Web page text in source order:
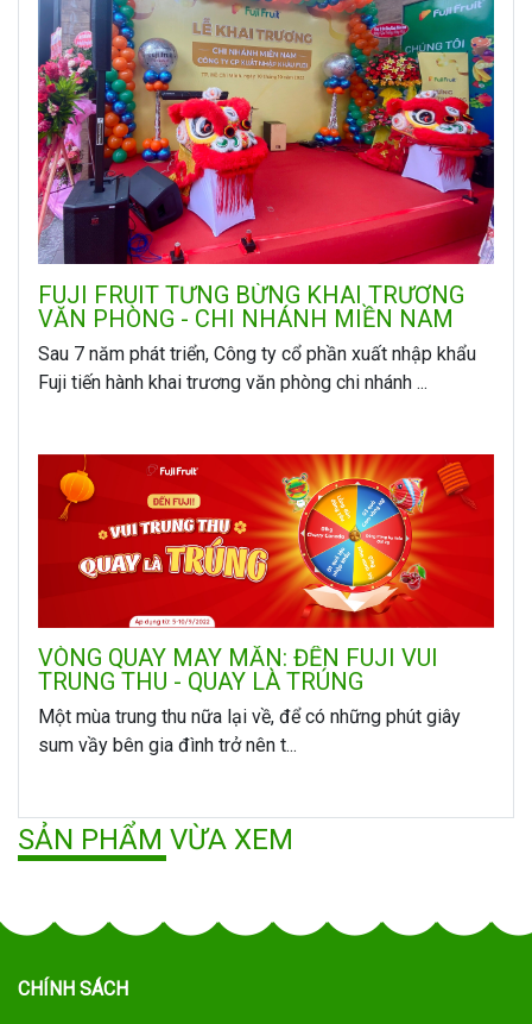
FUJI FRUIT TƯNG BỪNG KHAI TRƯƠNG
VĂN PHÒNG - CHI NHÁNH MIỀN NAM
Sau 7 năm phát triển, Công ty cổ phần xuất nhập khẩu
Fuji tiến hành khai trương văn phòng chi nhánh ...
VÒNG QUAY MAY MẮN: ĐẾN FUJI VUI
TRUNG THU - QUAY LÀ TRÚNG
Một mùa trung thu nữa lại về, để có những phút giây
sum vầy bên gia đình trở nên t...
SẢN PHẨM VỪA XEM
CHÍNH SÁCH